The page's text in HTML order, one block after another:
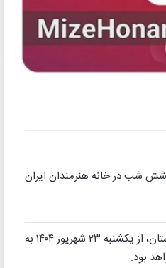
فصل تابستان، از ۲۳ شهریور به مدت شش شب در خانه هنرمندان ایران
، سلسله جلسات موسیقی محیطی «دلکوک» ویژه فصل تابستان، از یکشنبه ۲۳ شهریور ۱۴۰۴ به
بود.